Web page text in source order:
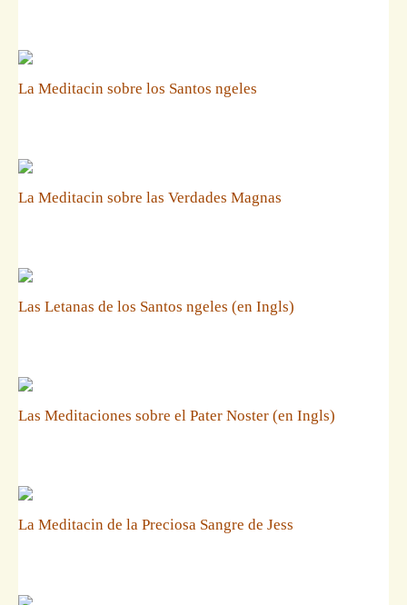
La Meditacin sobre los Santos ngeles
La Meditacin sobre las Verdades Magnas
Las Letanas de los Santos ngeles (en Ingls)
Las Meditaciones sobre el Pater Noster (en Ingls)
La Meditacin de la Preciosa Sangre de Jess